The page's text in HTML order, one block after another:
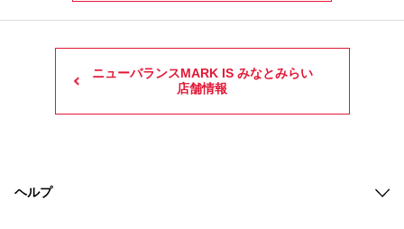
ニューバランスMARK IS みなとみらい
店舗情報
ヘルプ